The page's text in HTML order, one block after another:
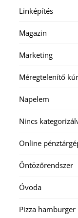
Linképítés
Magazin
Marketing
Méregtelenítő
Napelem
Nincs
Online
Öntözőrendszer
Óvoda
Pizza